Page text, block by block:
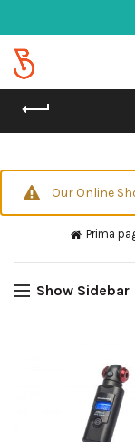
Our Online
Prima
Show Sidebar